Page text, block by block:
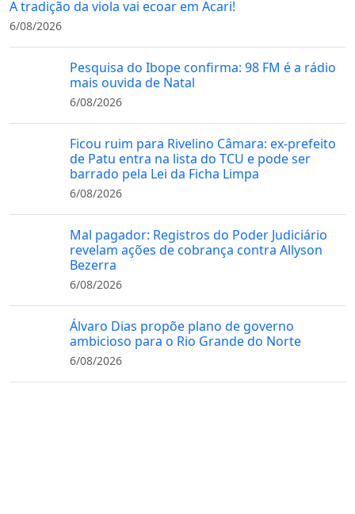
A tradição da viola vai ecoar em Acari!
6/08/2026
Pesquisa do Ibope confirma: 98 FM é a rádio
mais ouvida de Natal
6/08/2026
Ficou ruim para Rivelino Câmara: ex-prefeito
de Patu entra na lista do TCU e pode ser
barrado pela Lei da Ficha Limpa
6/08/2026
Mal pagador: Registros do Poder Judiciário
revelam ações de cobrança contra Allyson
Bezerra
6/08/2026
Álvaro Dias propõe plano de governo
ambicioso para o Rio Grande do Norte
6/08/2026